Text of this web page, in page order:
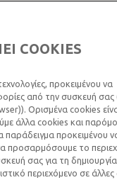
που αφήνει
COOKIES
προκειμένου να
από την συσκευή σας
Ορισμένα cookies
άλλα cookies και
παράδειγμα προκειμένου
προσαρμόσουμε το
σας για τη
περιεχόμενο σε άλλες